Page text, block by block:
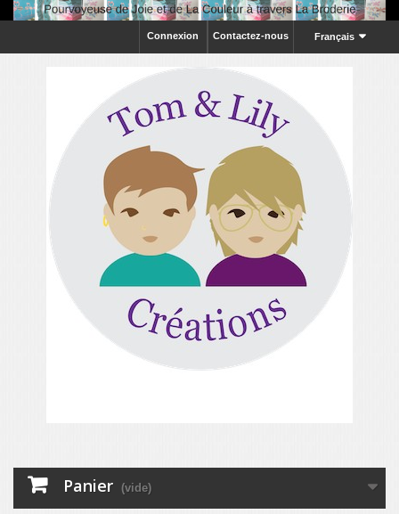
Français
Contactez-nous
Connexion
Panier (vide)